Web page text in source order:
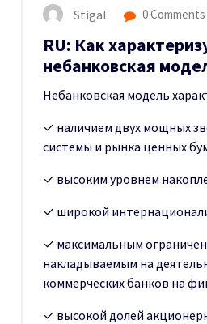
Stigal 0 Comments
RU: Как
небанковская
Небанковская модель
✓ наличием двух мощных
системы и рынка ценных
✓ высоким уровнем
✓ широкой
✓ максимальным
накладываемым на
коммерческих банков на
✓ высокой долей